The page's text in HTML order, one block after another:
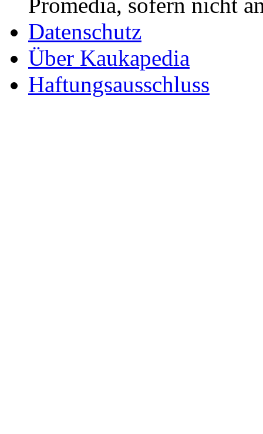
Promedia, sofern nicht
Datenschutz
Über Kaukapedia
Haftungsausschluss